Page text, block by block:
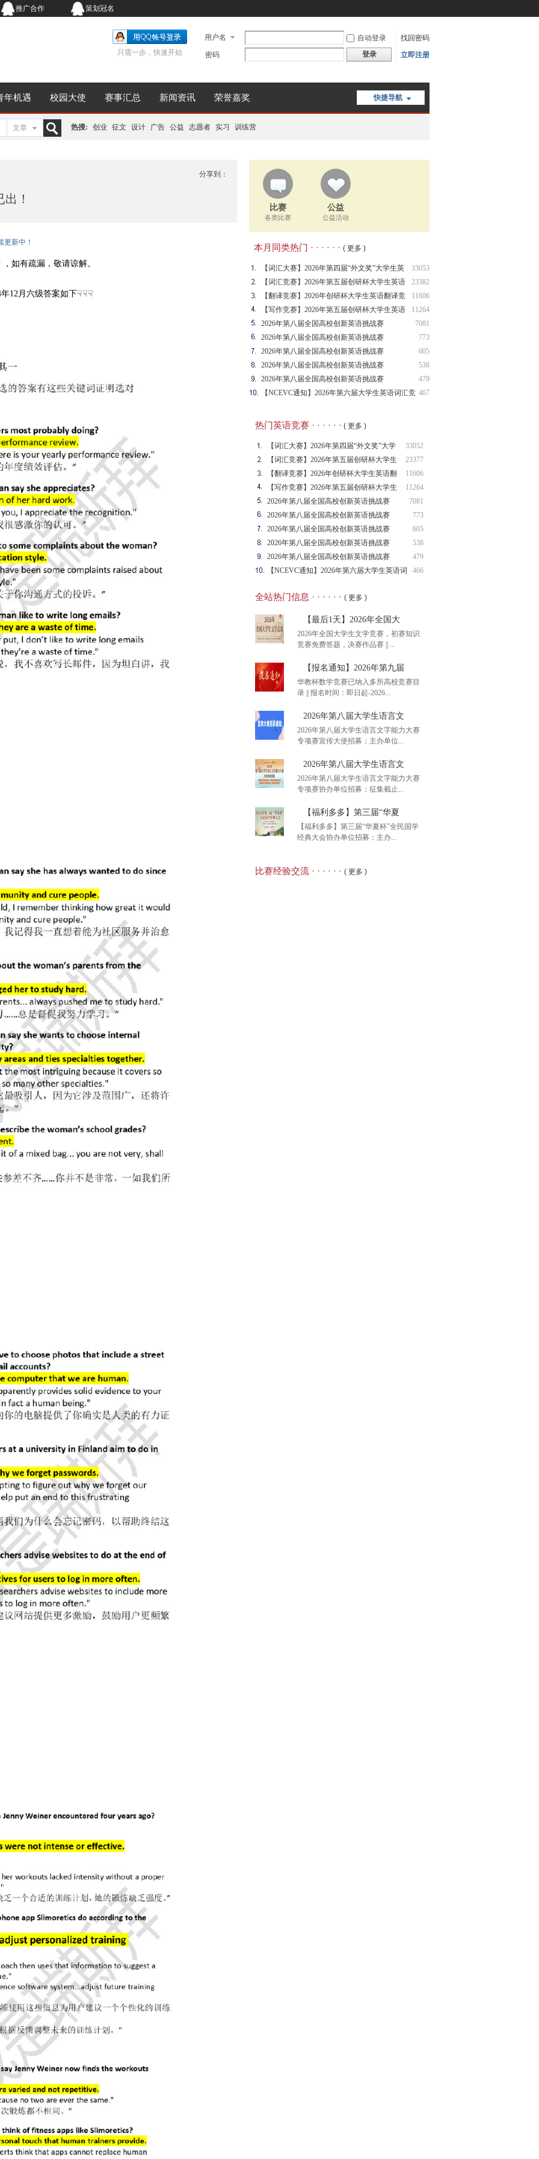
推广合作 策划冠名
用户名 自动登录
找回密码
密码
登录 立即注册
只需一步，快速开始
快捷导航
年机遇 校园大使 赛事汇总 新闻资讯 荣誉嘉奖
文章 热搜: 创业 征文 设计 广告 公益 志愿者 实习 训练营
分享到：
！
更新中！
如有疏漏，敬请谅解。
年12月六级答案如下☟☟☟
比赛
各类比赛
公益
公益活动
本月同类热门 · · · · · · ( 更多 )
33053
【词汇大赛】2026年第四届“外文奖”大学生英
语词汇大赛报名通知！
23382
【词汇竞赛】2026年第五届创研杯大学生英语
词汇竞赛（秋季赛）报名通知！
11606
【翻译竞赛】2026年创研杯大学生英语翻译竞
赛（秋季赛）报名通知！
11264
【写作竞赛】2026年第五届创研杯大学生英语
写作竞赛（秋季赛）报名通知！
7081
2026年第八届全国高校创新英语挑战赛
（NCIECC）综合能力赛
773
2026年第八届全国高校创新英语挑战赛
605
2026年第八届全国高校创新英语挑战赛
（NCIECC）英语阅读赛
538
2026年第八届全国高校创新英语挑战赛
（NCIECC）英语词汇赛
479
2026年第八届全国高校创新英语挑战赛
（NCIECC）英语翻译赛
467
【NCEVC通知】2026年第六届大学生英语词汇竞
热门英语竞赛 · · · · · · ( 更多 )
33052
【词汇大赛】2026年第四届“外文奖”大学
生
23377
【词汇竞赛】2026年第五届创研杯大学生
英语
11606
【翻译竞赛】2026年创研杯大学生英语翻
译竞
11264
【写作竞赛】2026年第五届创研杯大学生
英语
7081
2026年第八届全国高校创新英语挑战赛
（NCIE
773
2026年第八届全国高校创新英语挑战赛
605
2026年第八届全国高校创新英语挑战赛
（NCIE
538
2026年第八届全国高校创新英语挑战赛
（NCIE
479
2026年第八届全国高校创新英语挑战赛
（NCIE
466
【NCEVC通知】2026年第六届大学生英语词
全站热门信息 · · · · · · ( 更多 )
【最后1天】2026年全国大
2026年全国大学生文学竞赛，初赛知识
竞赛免费答题，决赛作品赛 || ...
【最后1天】2026年全国大
【报名通知】2026年第九届
华教杯数学竞赛已纳入多所高校竞赛目
录 || 报名时间：即日起-2026...
【报名通知】2026年第九届
2026年第八届大学生语言文
2026年第八届大学生语言文字能力大赛
专项赛宣传大使招募；主办单位...
2026年第八届大学生语言文
2026年第八届大学生语言文
2026年第八届大学生语言文字能力大赛
专项赛协办单位招募；征集截止...
2026年第八届大学生语言文
【福利多多】第三届“华夏
【福利多多】第三届“华夏杯”全民国学
经典大会协办单位招募；主办...
比赛经验交流 · · · · · · ( 更多 )